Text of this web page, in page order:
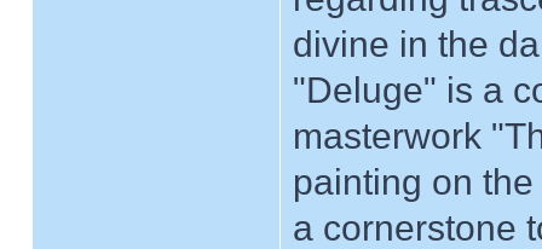
divine in the
"Deluge" is a
masterwork
painting on
a cornerstone